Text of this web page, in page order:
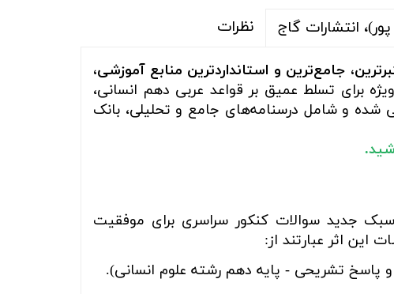
انتشارات گاج نظرات
جامع‌ترین و استانداردترین منابع آموزشی،
برای تسلط عمیق بر قواعد عربی دهم انسانی،
و شامل درسنامه‌های جامع و تحلیلی، بانک
جدید سوالات کنکور سراسری برای موفقیت
اثر عبارتند از:
پاسخ تشریحی - پایه دهم رشته علوم انسانی).